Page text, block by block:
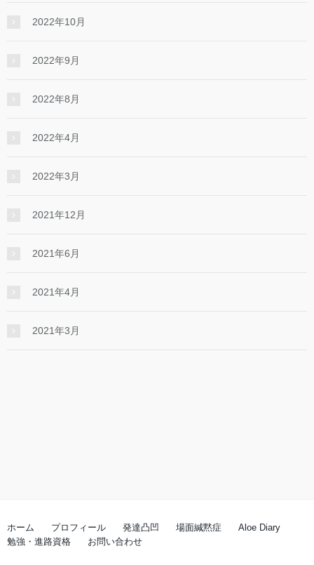
2022年10月
2022年9月
2022年8月
2022年4月
2022年3月
2021年12月
2021年6月
2021年4月
2021年3月
ホーム プロフィール 発達凸凹 場面緘黙症
Aloe Diary
勉強・進路資格
お問い合わせ